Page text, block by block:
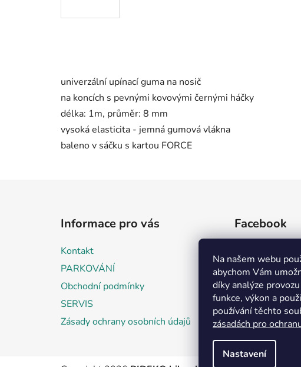
Na našem webu
abychom Vám
díky analýze
funkce, výkon a
používání těchto
zásadách pro
Nastavení
univerzální upínací guma na nosič
na koncích s pevnými kovovými černými háčky
délka: 1m, průměr: 8 mm
vysoká elasticita - jemná gumová vlákna
baleno v sáčku s kartou FORCE
Informace pro vás
Kontakt
PARKOVÁNÍ
Obchodní podmínky
SERVIS
Zásady ochrany osobních údajů
Facebook